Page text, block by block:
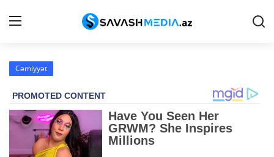
Haqqımızda
Peşə etikası
Cəmiyyət